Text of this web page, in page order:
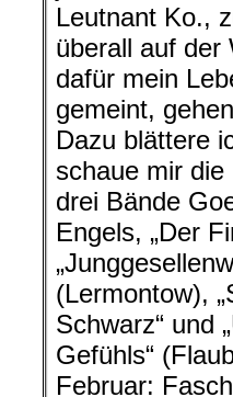
Leutnant Ko.,
überall auf der
dafür mein
gemeint,
Dazu blättere
schaue mir
drei Bände
Engels, „Der
(Lermontow),
Schwarz“ und
Gefühls“
Februar: